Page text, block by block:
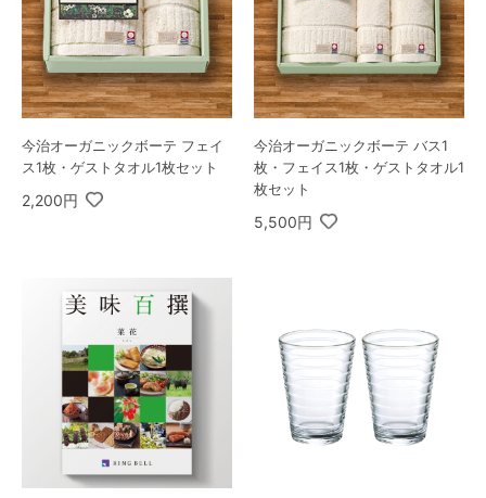
今治オーガニックボーテ フェイ
ス1枚・ゲストタオル1枚セット
2,200円
今治オーガニックボーテ バス1
枚・フェイス1枚・ゲストタオル1
枚セット
5,500円